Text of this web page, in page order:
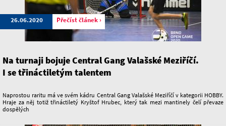
26.06.2020 Přečíst článek ›
Na turnaji bojuje Central Gang Valašské Meziříčí.
I se třináctiletým talentem
Naprostou raritu má ve svém kádru Central Gang Valašské Meziříčí v kategorii HOBBY.
Hraje za něj totiž třináctiletý Kryštof Hrubec, který tak mezi mantinely čelí převaze
dospělých